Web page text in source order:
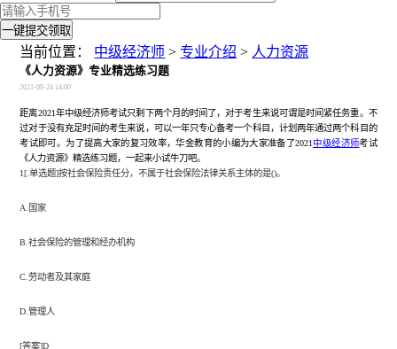
一键提交领取
当前位置： 中级经济师 >专业介绍 > 人力资源
《人力资源》专业精选练习题
2021-08-24 14:00
距离2021年中级经济师考试只剩下两个月的时间了，对于考生来说可谓是时间紧任务重。不
过对于没有充足时间的考生来说，可以一年只专心备考一个科目，计划两年通过两个科目的
考试即可。为了提高大家的复习效率，华金教育的小编为大家准备了2021 中级经济师考试
《人力资源》精选练习题，一起来小试牛刀吧。
1[.单选题]按社会保险责任分，不属于社会保险法律关系主体的是()。
A.国家
B.社会保险的管理和经办机构
C.劳动者及其家庭
D.管理人
[答案]D